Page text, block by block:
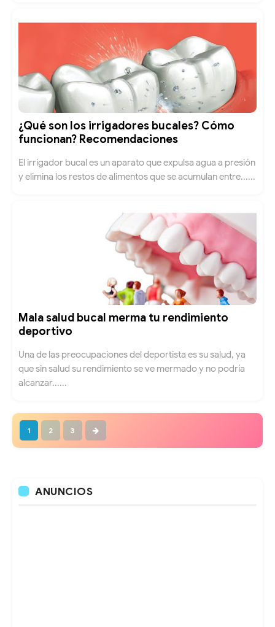
¿Qué son los irrigadores bucales? Cómo
funcionan? Recomendaciones
El irrigador bucal es un aparato que expulsa agua a presión
y elimina los restos de alimentos que se acumulan entre......
Mala salud bucal merma tu rendimiento
deportivo
Una de las preocupaciones del deportista es su salud, ya
que sin salud su rendimiento se ve mermado y no podría
alcanzar......
1 2 3
ANUNCIOS